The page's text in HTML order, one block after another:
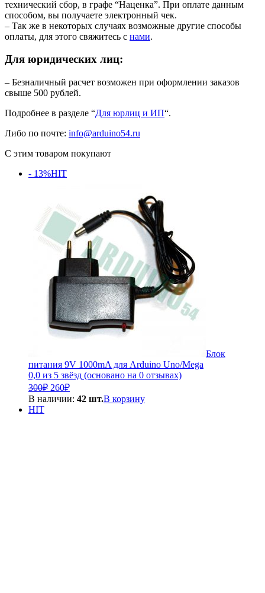
технический сбор, в графе “Наценка”. При оплате данным
способом, вы получаете электронный чек.
– Так же в некоторых случаях возможные другие способы
оплаты, для этого свяжитесь с нами.
Для юридических лиц:
– Безналичный расчет возможен при оформлении заказов
свыше 500 рублей.
Подробнее в разделе “Для юрлиц и ИП“.
Либо по почте: info@arduino54.ru
С этим товаром покупают
- 13%HIT
Блок
питания 9V 1000mA для Arduino Uno/Mega
0,0 из 5 звёзд (основано на 0 отзывах)
300₽ Первоначальная
цена
260₽Текущая
цена:
В наличии: 42 шт.В корзину
HIT